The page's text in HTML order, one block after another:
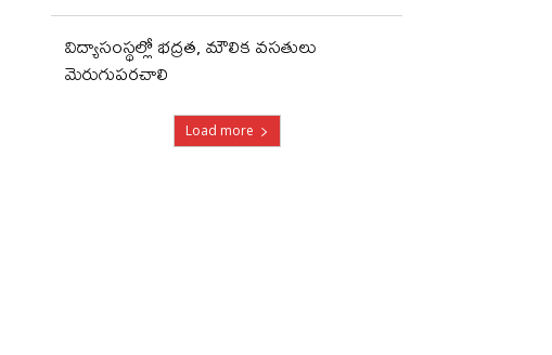
విద్యాసంస్థల్లో భద్రత, మౌలిక వసతులు
మెరుగుపరచాలి
Load more